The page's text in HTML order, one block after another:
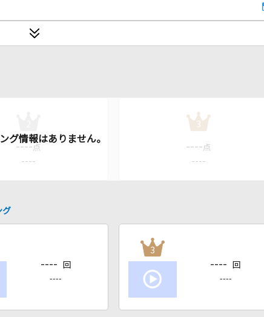
---- 点
----
3
---- 点
----
グ
---- 回
----
3
---- 回
----